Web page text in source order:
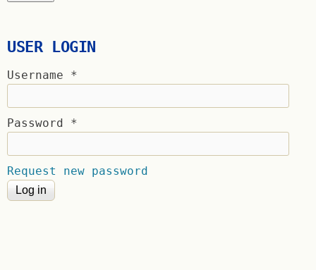
USER LOGIN
Username *
Password *
Request new password